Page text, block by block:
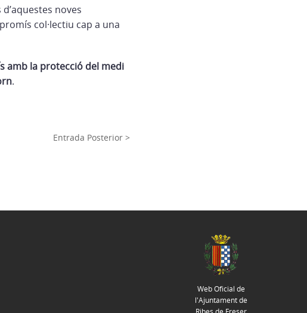
noves
col·lectiu cap a una
amb la protecció del medi
.
Entrada Posterior >
Web Oficial de
l'Ajuntament de